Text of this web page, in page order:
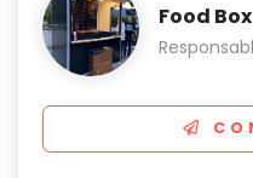
Food Box